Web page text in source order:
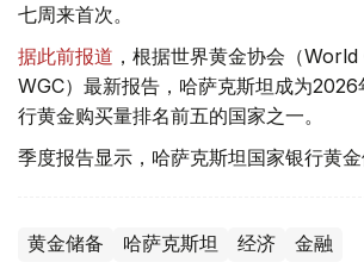
七周来首次。
据此前报道 ，根据世界黄金协会（
WGC）最新报告，哈萨克斯坦成为2026
行黄金购买量排名前五的国家之一。
季度报告显示，哈萨克斯坦国家银行黄金
黄金储备 哈萨克斯坦 经济 金融